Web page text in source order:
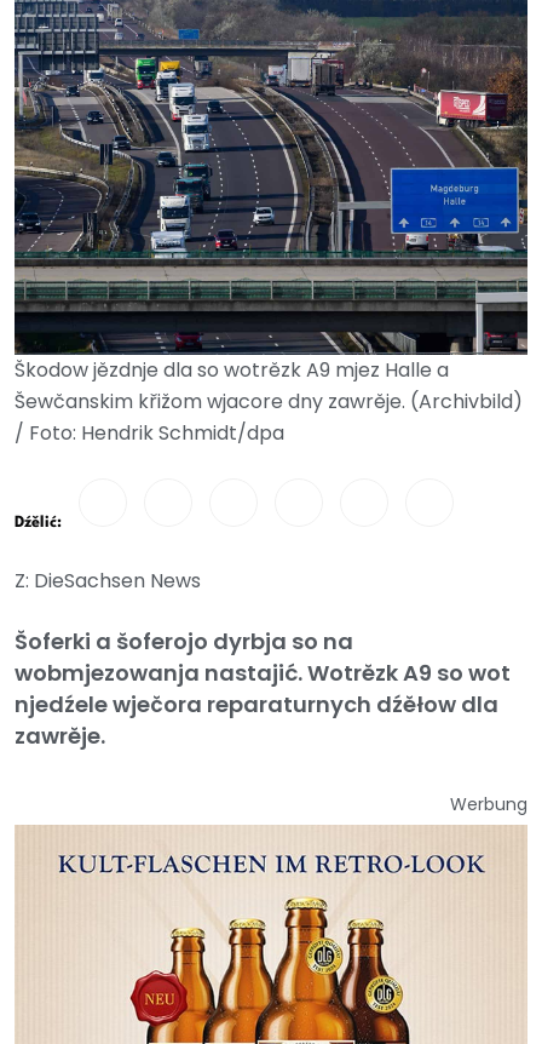
Škodow jězdnje dla so wotrězk A9 mjez Halle a
Šewčanskim křižom wjacore dny zawrěje. (Archivbild)
/ Foto: Hendrik Schmidt/dpa
Dźělić:
Z: DieSachsen News
Šoferki a šoferojo dyrbja so na
wobmjezowanja nastajić. Wotrězk A9 so wot
njedźele wječora reparaturnych dźěłow dla
zawrěje.
Werbung